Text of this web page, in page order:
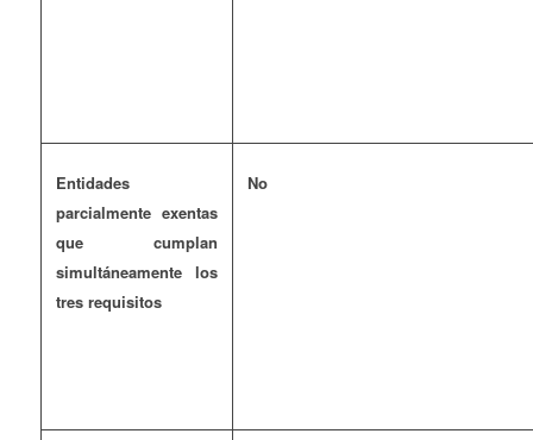
Entidades
parcialmente exentas
que cumplan
simultáneamente los
tres requisitos
No